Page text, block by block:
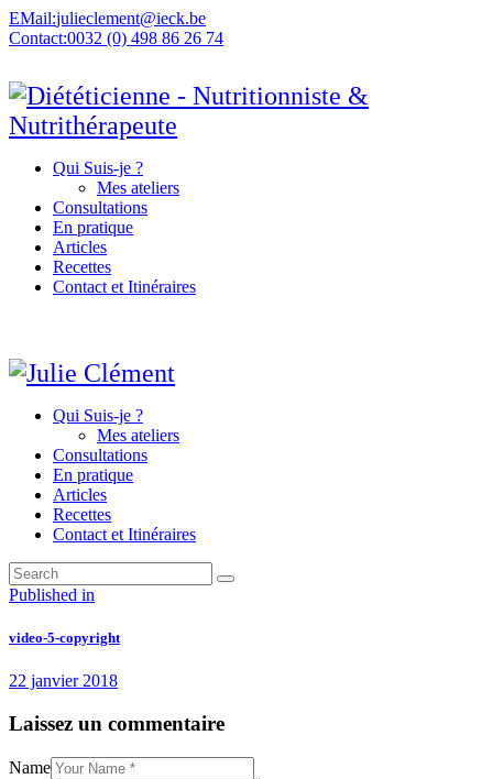
EMail:julieclement@ieck.be
Contact:0032 (0) 498 86 26 74
Qui Suis-je ?
Mes ateliers
Consultations
En pratique
Articles
Recettes
Contact et Itinéraires
Qui Suis-je ?
Mes ateliers
Consultations
En pratique
Articles
Recettes
Contact et Itinéraires
Navigation
de
Published in
video-5-copyright
22 janvier 2018
Laissez un commentaire
Name